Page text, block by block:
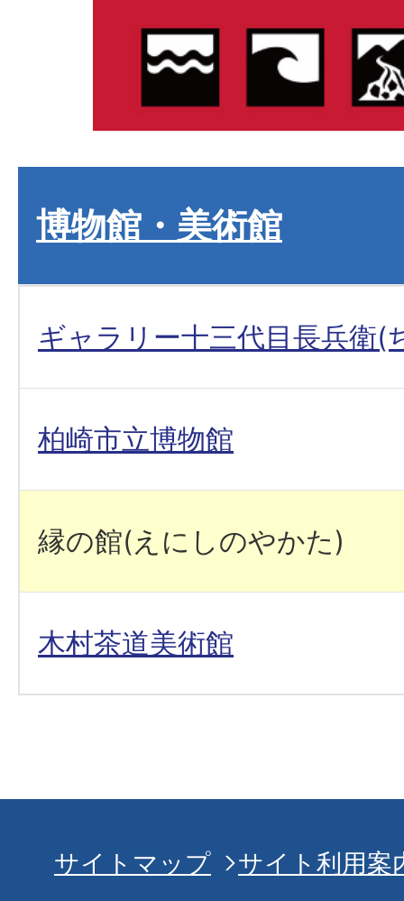
博物館・美術館
ギャラリー十三代目長兵衛(
柏崎市立博物館
縁の館(えにしのやかた)
木村茶道美術館
サイトマップ
サイト利用案